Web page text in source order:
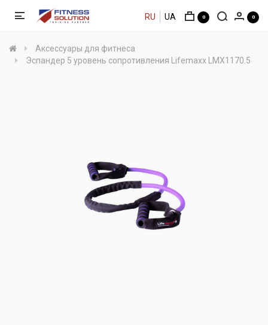
RU UA 0 0
Аксессуары для фитнеса
Эспандер 5 уровень сопротивления Lifemaxx LMX1170.5